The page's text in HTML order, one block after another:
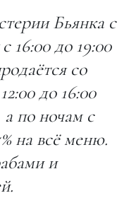
Бьянка с
16:00 до 19:00
со
до 16:00
по ночам с
на всё меню.
и